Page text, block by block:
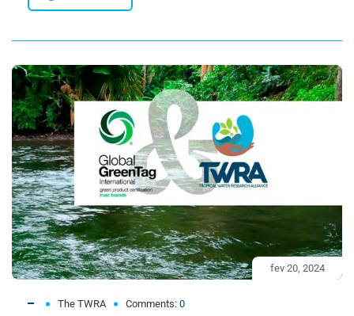
fev 20, 2024
The TWRA Comments: 0